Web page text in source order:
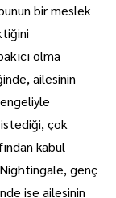
bir meslek
olma
ailesinin
istediği, çok
kabul
genç
ise ailesinin